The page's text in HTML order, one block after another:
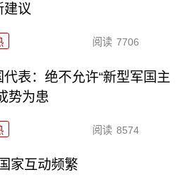
建议
阅读 7706
代表：绝不允许“新型军国主
势为患
阅读 8574
家互动频繁